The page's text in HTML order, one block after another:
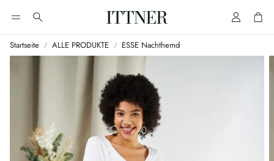
Suche AccountCart
Startseite ALLE PRODUKTE ESSE Nachthemd